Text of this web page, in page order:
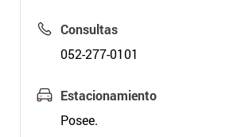
Consultas
052-277-0101
Estacionamiento
Posee.